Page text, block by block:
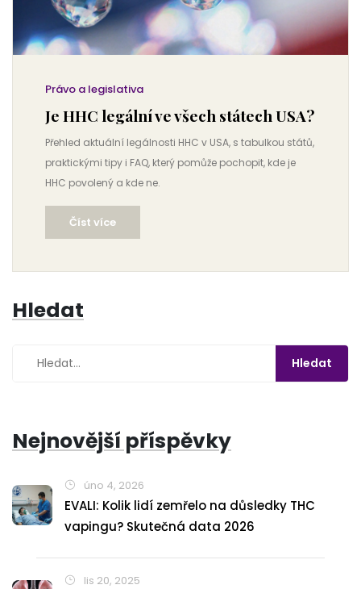
Právo a legislativa
Je HHC legální ve všech státech USA?
Přehled aktuální legálnosti HHC v USA, s tabulkou států,
praktickými tipy i FAQ, který pomůže pochopit, kde je
HHC povolený a kde ne.
Číst více
Hledat
Nejnovější příspěvky
úno 4, 2026
EVALI: Kolik lidí zemřelo na důsledky THC
vapingu? Skutečná data 2026
lis 20, 2025